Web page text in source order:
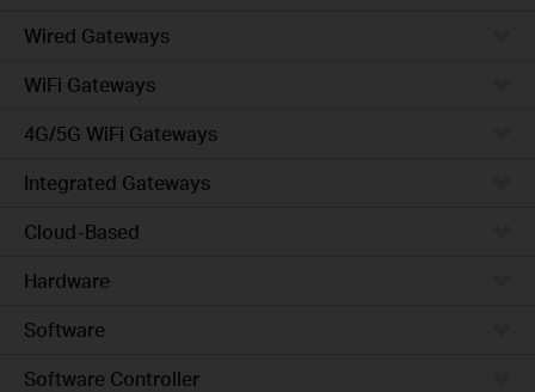
Wired Gateways
WiFi Gateways
4G/5G WiFi Gateways
Integrated Gateways
Cloud-Based
Hardware
Software
Software Controller